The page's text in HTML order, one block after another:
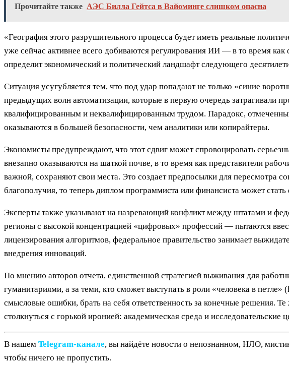
Прочитайте также АЭС Билла Гейтса в Вайоминге слишком опасна
«География этого разрушительного процесса будет иметь реальные
уже сейчас активнее всего добиваются регулирования ИИ — в то время
определит экономический и политический ландшафт следующего
Ситуация усугубляется тем, что под удар попадают не только «синие
предыдущих волн автоматизации, которые в первую очередь затрагивали
квалифицированным и неквалифицированным трудом. Парадокс,
оказываются в большей безопасности, чем аналитики или копирайтеры.
Экономисты предупреждают, что этот сдвиг может спровоцировать
внезапно оказываются на шаткой почве, в то время как представители
важной, сохраняют свои места. Это создает предпосылки для пересмотра
благополучия, то теперь диплом программиста или финансиста может
Эксперты также указывают на назревающий конфликт между штатами и
регионы с высокой концентрацией «цифровых» профессий — пытаются
лицензирования алгоритмов, федеральное правительство занимает
внедрения инноваций.
По мнению авторов отчета, единственной стратегией выживания для
гуманитариями, а за теми, кто сможет выступать в роли «человека в
смысловые ошибки, брать на себя ответственность за конечные решения.
столкнуться с горькой иронией: академическая среда и
В нашем Telegram‑канале, вы найдёте новости о непознанном, НЛО,
чтобы ничего не пропустить.